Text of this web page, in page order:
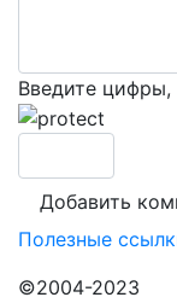
Введите цифры,
Полезные
©2004-2023